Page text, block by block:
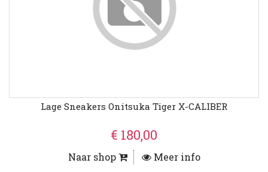
Lage Sneakers Onitsuka Tiger X-CALIBER
€ 180,00
Naar shop Meer info